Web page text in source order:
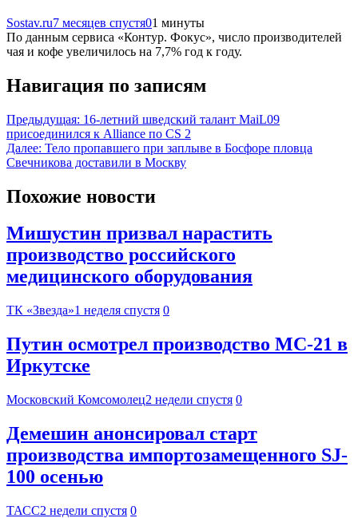
Sostav.ru7 месяцев спустя01 минуты
По данным сервиса «Контур. Фокус», число производителей
чая и кофе увеличилось на 7,7% год к году.
Навигация по записям
Предыдущая: 16-летний шведский талант MaiL09
присоединился к Alliance по CS 2
Далее: Тело пропавшего при заплыве в Босфоре пловца
Свечникова доставили в Москву
Похожие новости
Мишустин призвал нарастить
производство российского
медицинского оборудования
ТК «Звезда»1 неделя спустя 0
Путин осмотрел производство МС-21 в
Иркутске
Московский Комсомолец2 недели спустя 0
Демешин анонсировал старт
производства импортозамещенного SJ-
100 осенью
ТАСС2 недели спустя 0